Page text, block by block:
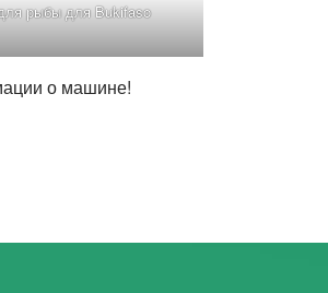
рыбы для Bukifaso
о машине!